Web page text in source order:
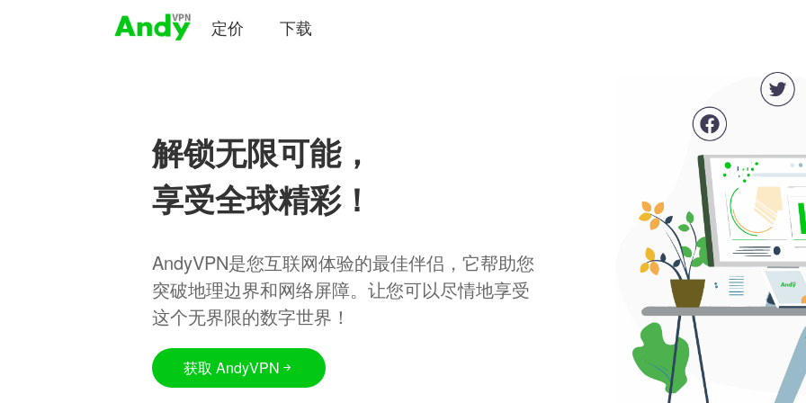
定价 下载
解锁无限可能，
享受全球精彩！
AndyVPN是您互联网体验的最佳伴侣，它帮助您
突破地理边界和网络屏障。让您可以尽情地享受
这个无界限的数字世界！
获取 AndyVPN